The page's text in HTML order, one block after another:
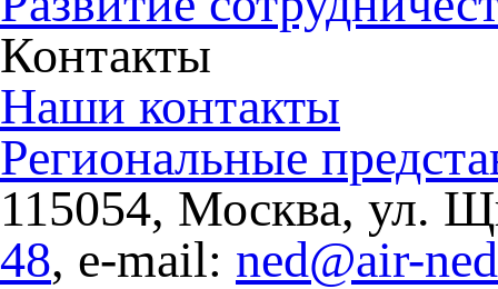
Контакты
Наши контакты
Региональные
115054, Москва, ул.
48, e-mail: ned@air-